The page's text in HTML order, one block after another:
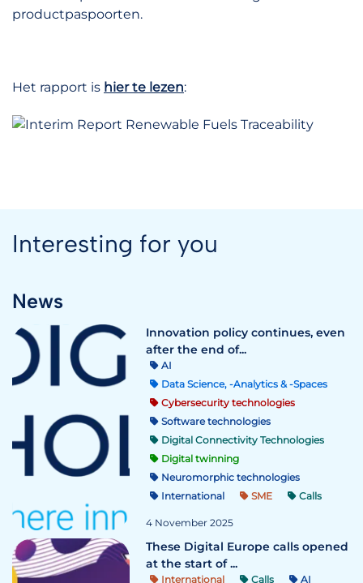
productpaspoorten.
Het rapport is hier te lezen:
Interesting for you
News
Innovation policy continues, even
after the end of...
AI
Data Science, -Analytics & -Spaces
Cybersecurity technologies
Software technologies
Digital Connectivity Technologies
Digital twinning
Neuromorphic technologies
International
SME Calls
4 November 2025
These Digital Europe calls opened
at the start of ...
International Calls
AI